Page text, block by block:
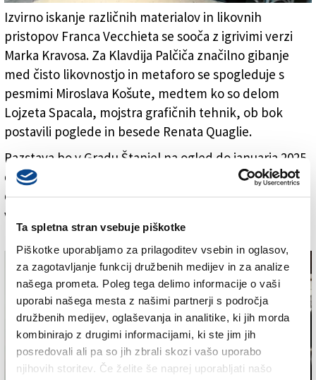
Ta spletna stran vsebuje piškotke
Piškotke uporabljamo za prilagoditev vsebin in oglasov,
za zagotavljanje funkcij družbenih medijev in za analize
našega prometa. Poleg tega delimo informacije o vaši
uporabi našega mesta z našimi partnerji s področja
družbenih medijev, oglaševanja in analitike, ki jih morda
kombinirajo z drugimi informacijami, ki ste jim jih
posredovali ali pa so jih zbrali skozi vašo uporabo
njihovih storitev. Če želite še naprej uporabljati našo
Izvirno iskanje različnih materialov in likovnih
pristopov Franca Vecchieta se sooča z igrivimi verzi
Marka Kravosa. Za Klavdija Palčiča značilno gibanje
med čisto likovnostjo in metaforo se spogleduje s
pesmimi Miroslava Košute, medtem ko so delom
Lojzeta Spacala, mojstra grafičnih tehnik, ob bok
postavili poglede in besede Renata Quaglie.
Razstava bo v Gradu Štanjel na ogled do januarja 2025,
do takrat jo bo bogatilo tudi več spremljevalnih
dogodkov: prvi med temi, vodenje po razstavi, bo na
vrsti 5. maja, umetniški večer, posvečen Klavdiju
Palčiču in Miroslavu Košuti pa bo na vrsti 17. maja.